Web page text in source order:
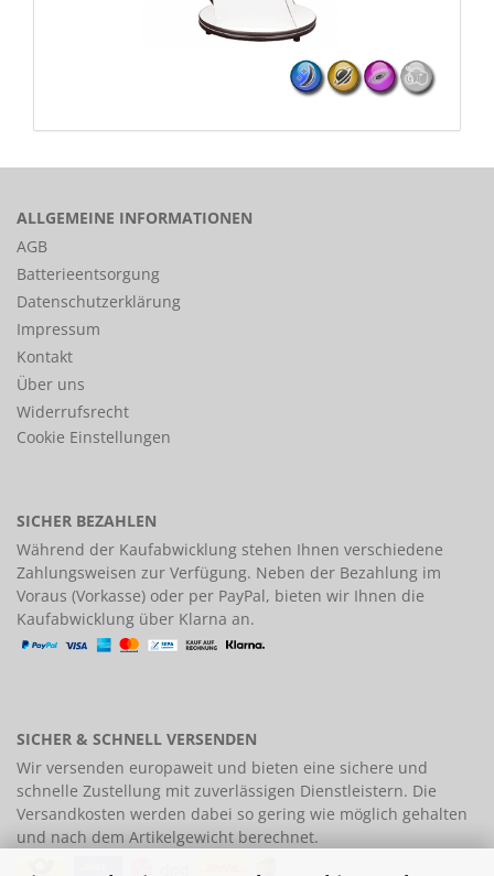
ALLGEMEINE INFORMATIONEN
AGB
Batterieentsorgung
Datenschutzerklärung
Impressum
Kontakt
Über uns
Widerrufsrecht
Cookie Einstellungen
SICHER BEZAHLEN
Während der Kaufabwicklung stehen Ihnen verschiedene
Zahlungsweisen zur Verfügung. Neben der Bezahlung im
Voraus (Vorkasse) oder per PayPal, bieten wir Ihnen die
Kaufabwicklung über Klarna an.
SICHER & SCHNELL VERSENDEN
Wir versenden europaweit und bieten eine sichere und
schnelle Zustellung mit zuverlässigen Dienstleistern. Die
Versandkosten werden dabei so gering wie möglich gehalten
und nach dem Artikelgewicht berechnet.